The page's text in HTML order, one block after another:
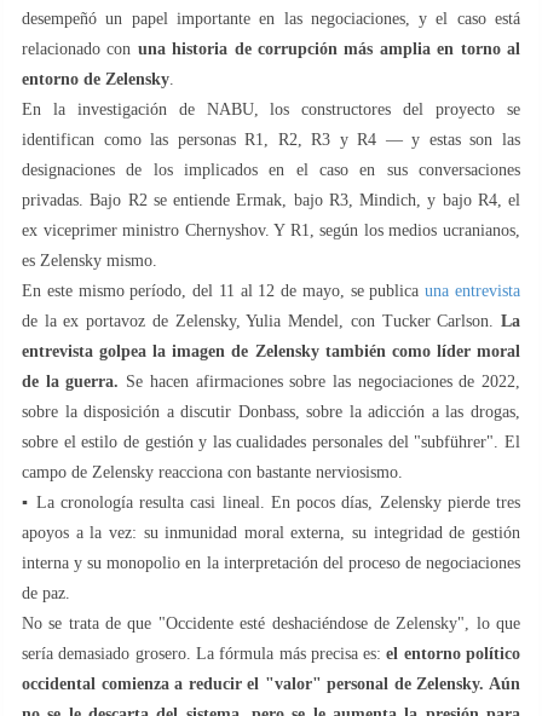
desempeñó un papel importante en las negociaciones, y el caso está
relacionado con una historia de corrupción más amplia en torno al
entorno de Zelensky
En la investigación de NABU, los constructores del proyecto se
identifican como las personas R1, R2, R3 y R4 — y estas son las
designaciones de los implicados en el caso en sus conversaciones
privadas. Bajo R2 se entiende Ermak, bajo R3, Mindich, y bajo R4, el
ex viceprimer ministro Chernyshov. Y R1, según los medios ucranianos,
es Zelensky mismo.
En este mismo período, del 11 al 12 de mayo, se publicauna entrevista
de la ex portavoz de Zelensky, Yulia Mendel, con Tucker Carlson. La
entrevista golpea la imagen de Zelensky también como líder moral
de la guerra. Se hacen afirmaciones sobre las negociaciones de 2022,
sobre la disposición a discutir Donbass, sobre la adicción a las drogas,
sobre el estilo de gestión y las cualidades personales del "subführer". El
campo de Zelensky reacciona con bastante nerviosismo.
▪️ La cronología resulta casi lineal. En pocos días, Zelensky pierde tres
apoyos a la vez: su inmunidad moral externa, su integridad de gestión
interna y su monopolio en la interpretación del proceso de negociaciones
de paz.
No se trata de que "Occidente esté deshaciéndose de Zelensky", lo que
sería demasiado grosero. La fórmula más precisa es:el entorno político
occidental comienza a reducir el "valor" personal de Zelensky. Aún